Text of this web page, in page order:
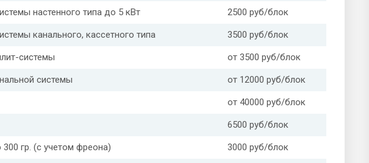
настенного типа до 5 кВт 2500 руб/блок
канального, кассетного типа 3500 руб/блок
системы от 3500 руб/блок
системы от 12000 руб/блок
от 40000 руб/блок
6500 руб/блок
гр. (с учетом фреона) 3000 руб/блок